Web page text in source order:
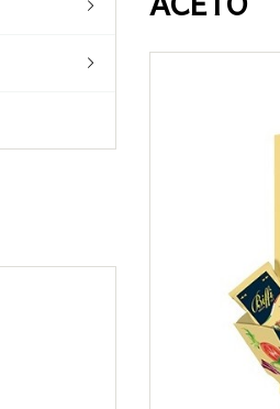
Lieviti
Creme